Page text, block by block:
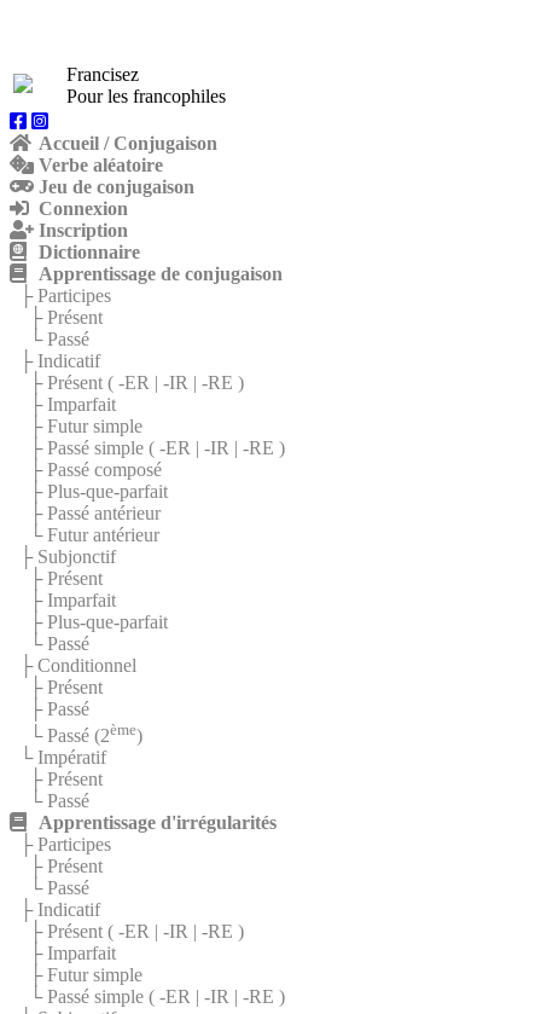
Francisez
Pour les francophiles
Accueil / Conjugaison
Verbe aléatoire
Jeu de conjugaison
Connexion
Inscription
Dictionnaire
Apprentissage de conjugaison
├ Participes
├ Présent
└ Passé
├ Indicatif
├ Présent ( -ER | -IR | -RE )
├ Imparfait
├ Futur simple
├ Passé simple ( -ER | -IR | -RE )
├ Passé composé
├ Plus-que-parfait
├ Passé antérieur
└ Futur antérieur
├ Subjonctif
├ Présent
├ Imparfait
├ Plus-que-parfait
└ Passé
├ Conditionnel
├ Présent
├ Passé
└ Passé (2ème)
└ Impératif
├ Présent
└ Passé
Apprentissage d'irrégularités
├ Participes
├ Présent
└ Passé
├ Indicatif
├ Présent ( -ER | -IR | -RE )
├ Imparfait
├ Futur simple
└ Passé simple ( -ER | -IR | -RE )